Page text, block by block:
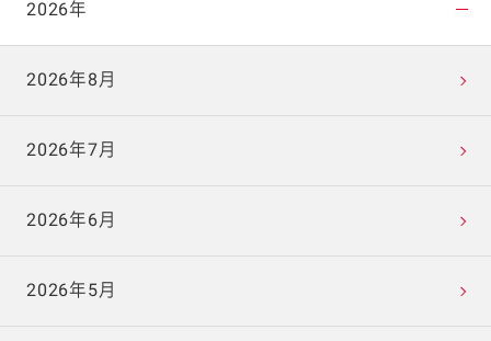
2026年
2026年8月
2026年7月
2026年6月
2026年5月